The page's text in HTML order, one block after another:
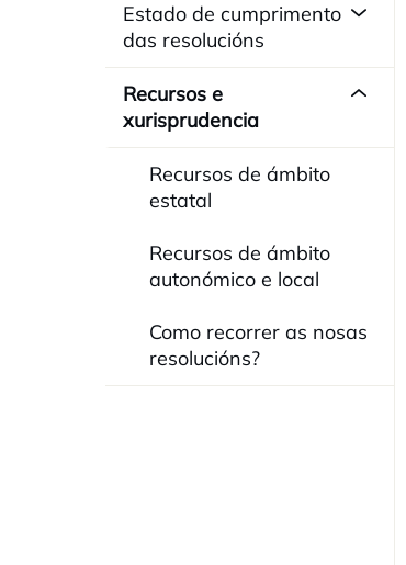
Estado de cumprimento
das resolucións
Recursos e
xurisprudencia
Recursos de ámbito
estatal
Recursos de ámbito
autonómico e local
Como recorrer as nosas
resolucións?